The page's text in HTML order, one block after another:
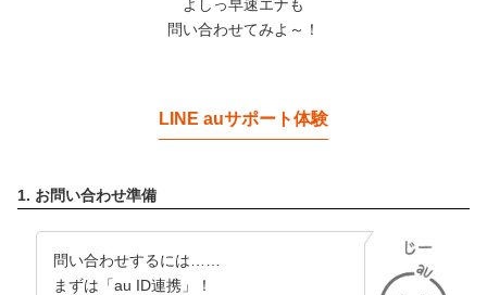
よしっ早速エナも
問い合わせてみよ～！
LINE auサポート体験
1. お問い合わせ準備
問い合わせするには……
まずは「au ID連携」！